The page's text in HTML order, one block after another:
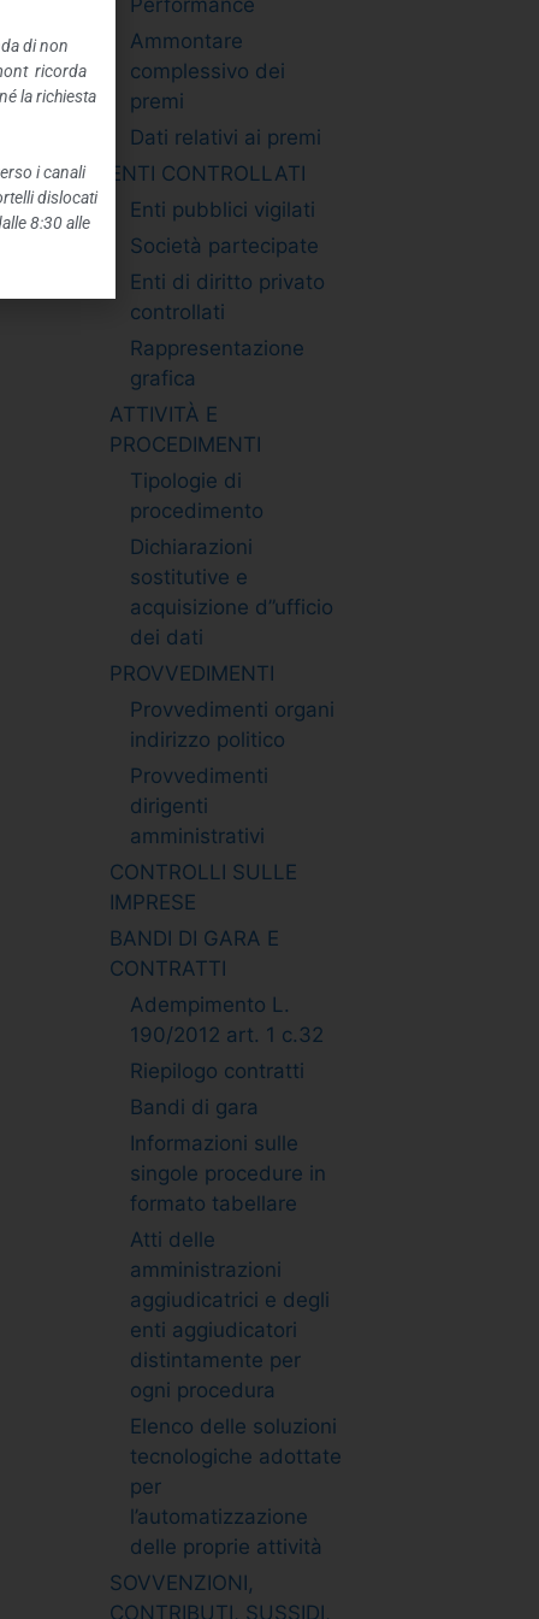
Ammontare
complessivo dei
premi
Dati relativi ai premi
ENTI CONTROLLATI
Enti pubblici vigilati
Società partecipate
Enti di diritto privato
controllati
Rappresentazione
grafica
ATTIVITÀ E
PROCEDIMENTI
Tipologie di
procedimento
Dichiarazioni
sostitutive e
acquisizione d”ufficio
dei dati
PROVVEDIMENTI
Provvedimenti organi
indirizzo politico
Provvedimenti
dirigenti
amministrativi
CONTROLLI SULLE
IMPRESE
BANDI DI GARA E
CONTRATTI
Adempimento L.
190/2012 art. 1 c.32
Riepilogo contratti
Bandi di gara
Informazioni sulle
singole procedure in
formato tabellare
Atti delle
amministrazioni
aggiudicatrici e degli
enti aggiudicatori
distintamente per
ogni procedura
Elenco delle soluzioni
tecnologiche adottate
per
l’automatizzazione
delle proprie attività
SOVVENZIONI,
CONTRIBUTI, SUSSIDI,
di non
ricorda
la richiesta
i canali
dislocati
8:30 alle